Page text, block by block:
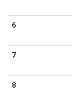
6
7
8